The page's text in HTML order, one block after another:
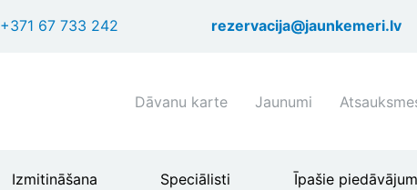
uz
+371 67 733 242 rezervacija@jaunkemeri.lv
Shortcuts
menu
Dāvanu karte Jaunumi
Izmitināšana Speciālisti Īpašie